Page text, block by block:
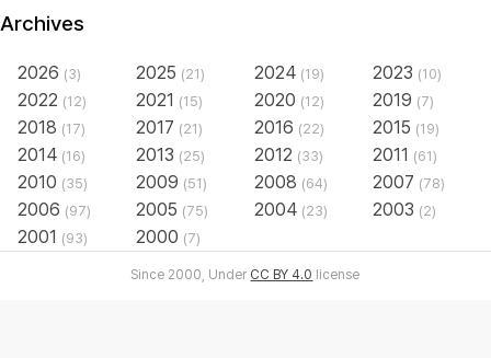
Archives
2026 (3) 2025 (21) 2024 (19) 2023 (10)
2022 (12) 2021 (15) 2020 (12) 2019 (7)
2018 (17) 2017 (21) 2016 (22) 2015 (19)
2014 (16) 2013 (25) 2012 (33) 2011 (61)
2010 (35) 2009 (51) 2008 (64) 2007 (78)
2006 (97) 2005 (75) 2004 (23) 2003 (2)
2001 (93) 2000 (7)
Since 2000, Under CC BY 4.0 license